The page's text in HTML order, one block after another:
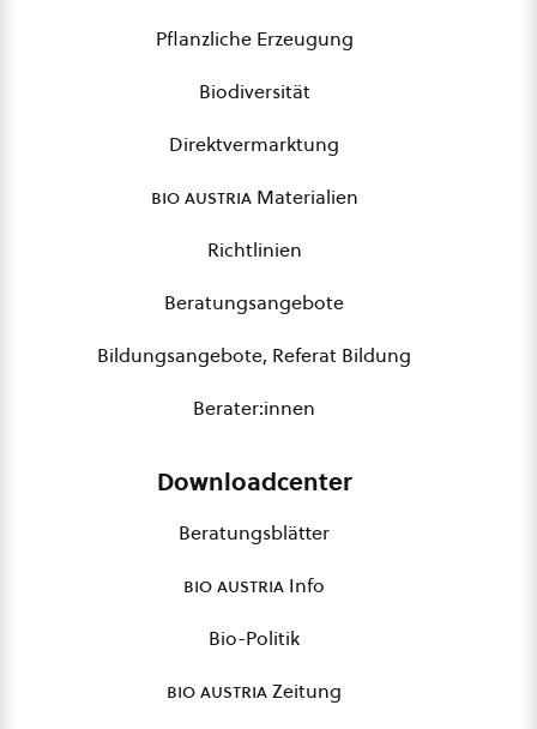
Pflanzliche Erzeugung
Biodiversität
Direktvermarktung
bio austriaMaterialien
Richtlinien
Beratungsangebote
Bildungsangebote, Referat Bildung
Berater:innen
Downloadcenter
Beratungsblätter
bio austria Info
Bio-Politik
bio austriaZeitung